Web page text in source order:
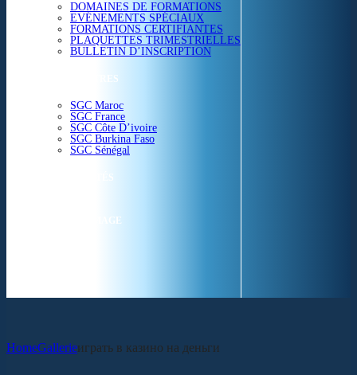
DOMAINES DE FORMATIONS
EVÉNEMENTS SPÉCIAUX
FORMATIONS CERTIFIANTES
PLAQUETTES TRIMESTRIELLES
BULLETIN D’INSCRIPTION
NOS CENTRES
SGC Maroc
SGC France
SGC Côte D’ivoire
SGC Burkina Faso
SGC Sénégal
ACTUALITÉS
SGC EN IMAGE
HomeGallerieиграть в казино на деньги